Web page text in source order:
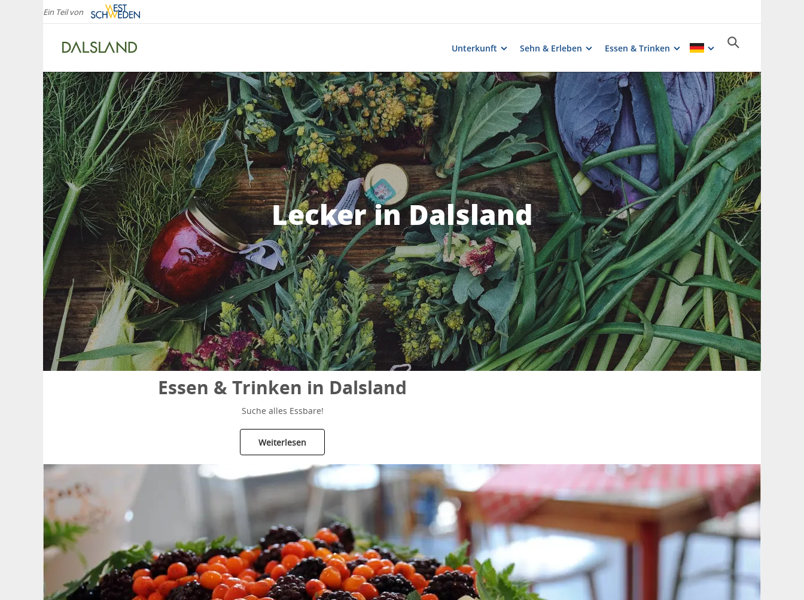
Ein Teil von
Unterkunft Sehn & Erleben Essen & Trinken
Lecker in Dalsland
Essen & Trinken in Dalsland
Suche alles Essbare!
Weiterlesen